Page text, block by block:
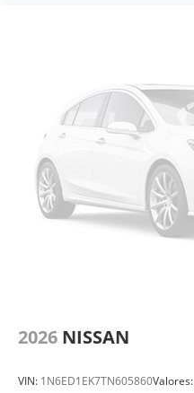
2026 NISSAN
VIN: 1N6ED1EK7TN605860Valores: